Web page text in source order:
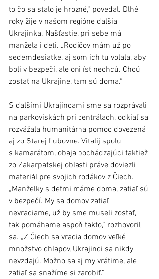
to čo sa stalo je hrozné,“ povedal. Dlhé
roky žije v našom regióne ďalšia
Ukrajinka. Našťastie, pri sebe má
manžela i deti. „Rodičov mám už po
sedemdesiatke, aj som ich tu volala, aby
boli v bezpečí, ale oni ísť nechcú. Chcú
zostať na Ukrajine, tam sú doma.“
S ďalšími Ukrajincami sme sa rozprávali
na parkoviskách pri centrálach, odkiaľ sa
rozvážala humanitárna pomoc dovezená
aj zo Starej Ľubovne. Vitalij spolu
s kamarátom, obaja pochádzajúci taktiež
zo Zakarpatskej oblasti práve doviezli
materiál pre svojich rodákov z Čiech.
„Manželky s deťmi máme doma, zatiaľ sú
v bezpečí. My sa domov zatiaľ
nevraciame, už by sme museli zostať,
tak pomáhame aspoň takto,“ rozhovoril
sa. „Z Čiech sa vracia domov veľké
množstvo chlapov, Ukrajinci sa nikdy
nevzdajú. Možno sa aj my vrátime, ale
zatiaľ sa snažíme si zarobiť.“